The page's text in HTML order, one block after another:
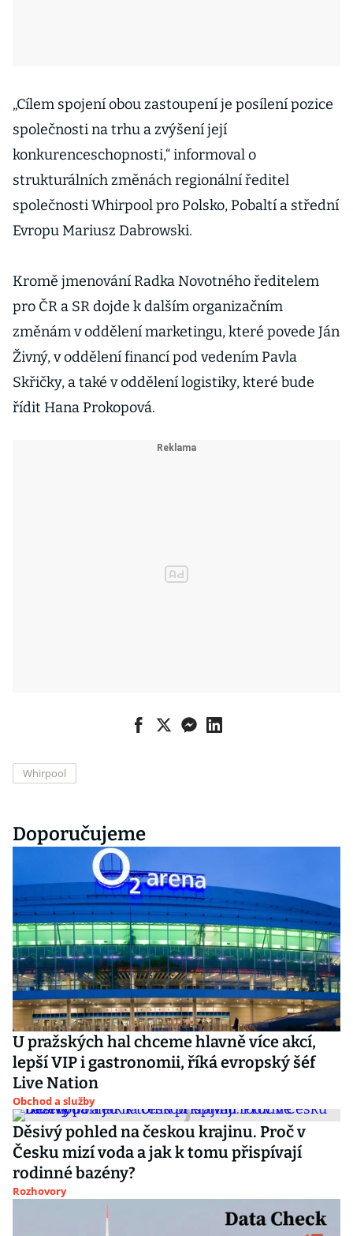
„Cílem spojení obou zastoupení je posílení pozice
společnosti na trhu a zvýšení její
konkurenceschopnosti,“ informoval o
strukturálních změnách regionální ředitel
společnosti Whirpool pro Polsko, Pobaltí a střední
Evropu Mariusz Dabrowski.
Kromě jmenování Radka Novotného ředitelem
pro ČR a SR dojde k dalším organizačním
změnám v oddělení marketingu, které povede Ján
Živný, v oddělení financí pod vedením Pavla
Skřičky, a také v oddělení logistiky, které bude
řídit Hana Prokopová.
Whirpool
Doporučujeme
U pražských hal chceme hlavně více akcí,
lepší VIP i gastronomii, říká evropský šéf
Live Nation
Obchod a služby
Děsivý pohled na českou krajinu. Proč v
Česku mizí voda a jak k tomu přispívají
rodinné bazény?
Rozhovory